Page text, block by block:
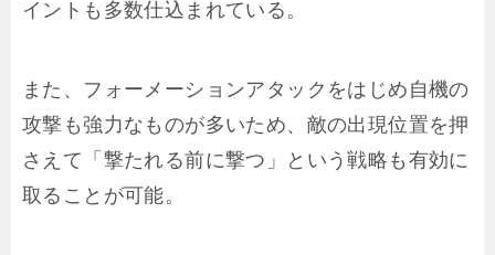
イントも多数仕込まれている。
また、フォーメーションアタックをはじめ自機の
攻撃も強力なものが多いため、敵の出現位置を押
さえて「撃たれる前に撃つ」という戦略も有効に
取ることが可能。